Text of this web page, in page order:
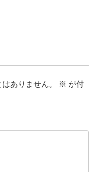
ありません。 ※ が付